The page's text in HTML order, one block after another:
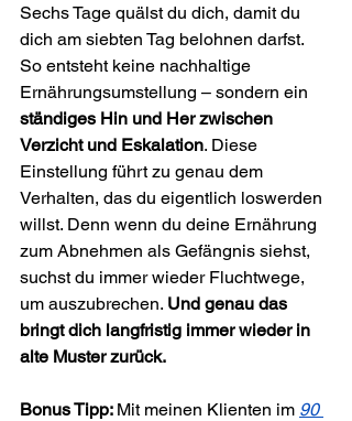
Sechs Tage quälst du dich, damit du
dich am siebten Tag belohnen darfst.
So entsteht keine nachhaltige
Ernährungsumstellung – sondern ein
ständiges Hin und Her zwischen
Verzicht und Eskalation. Diese
Einstellung führt zu genau dem
Verhalten, das du eigentlich loswerden
willst. Denn wenn du deine Ernährung
zum Abnehmen als Gefängnis siehst,
suchst du immer wieder Fluchtwege,
um auszubrechen. Und genau das
bringt dich langfristig immer wieder in
alte Muster zurück.
Bonus Tipp: Mit meinen Klienten im 90